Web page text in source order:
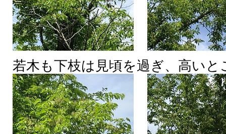
若木も下枝は見頃を過ぎ、高いと